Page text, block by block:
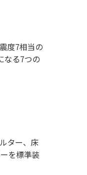
度7相当の
なる7つの
ター、床
を標準装